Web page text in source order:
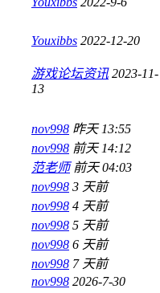
Youxibbs 2022-12-20
游戏论坛资讯 2023-11-
13
nov998 昨天 13:55
nov998 前天 14:12
范老师 前天 04:03
nov998 3 天前
nov998 4 天前
nov998 5 天前
nov998 6 天前
nov998 7 天前
nov998 2026-7-30